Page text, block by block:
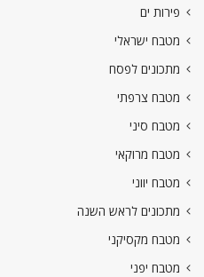
פירות ים
מטבח ישראלי
מתכונים לפסח
מטבח צרפתי
מטבח סיני
מטבח מרוקאי
מטבח יווני
מתכונים לראש השנה
מטבח מקסיקני
מטבח יפני